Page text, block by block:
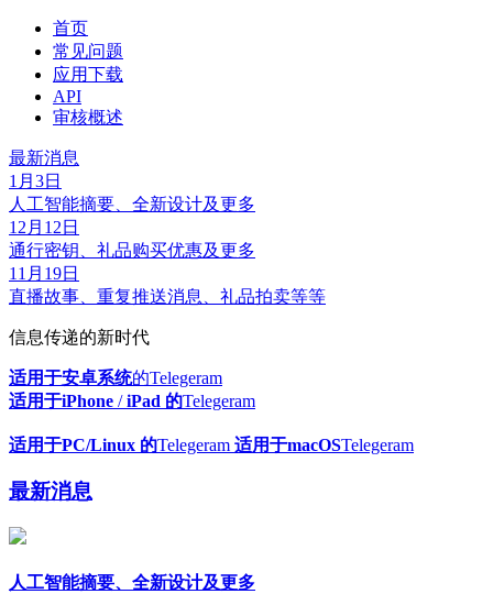
首页
常见问题
应用下载
API
审核概述
最新消息
1月3日
人工智能摘要、全新设计及更多
12月12日
通行密钥、礼品购买优惠及更多
11月19日
直播故事、重复推送消息、礼品拍卖等等
信息传递的新时代
适用于安卓系统的Telegeram
适用于iPhone /iPad 的Telegeram
适用于PC/Linux 的Telegeram 适用于macOSTelegeram
最新消息
人工智能摘要、全新设计及更多